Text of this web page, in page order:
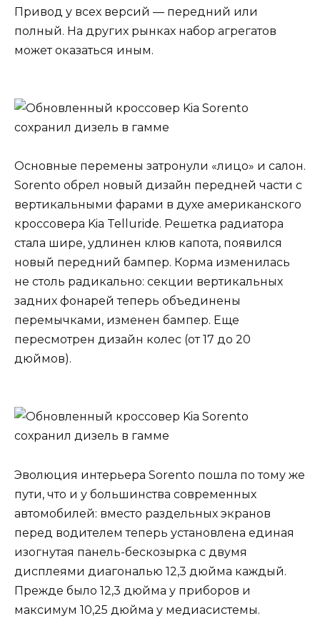
Привод у всех версий — передний или
полный. На других рынках набор агрегатов
может оказаться иным.
Основные перемены затронули «лицо» и салон.
Sorento обрел новый дизайн передней части с
вертикальными фарами в духе американского
кроссовера Kia Telluride. Решетка радиатора
стала шире, удлинен клюв капота, появился
новый передний бампер. Корма изменилась
не столь радикально: секции вертикальных
задних фонарей теперь объединены
перемычками, изменен бампер. Еще
пересмотрен дизайн колес (от 17 до 20
дюймов).
Эволюция интерьера Sorento пошла по тому же
пути, что и у большинства современных
автомобилей: вместо раздельных экранов
перед водителем теперь установлена единая
изогнутая панель-бескозырка с двумя
дисплеями диагональю 12,3 дюйма каждый.
Прежде было 12,3 дюйма у приборов и
максимум 10,25 дюйма у медиасистемы.